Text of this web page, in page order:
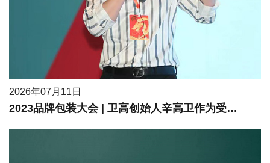
2026年07月11日
2023品牌包装大会 | 卫高创始人辛高卫作为受邀嘉宾进行现场分享